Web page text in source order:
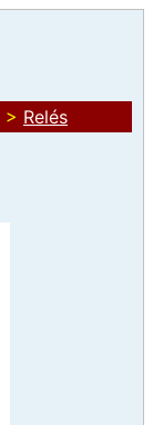
> Relés